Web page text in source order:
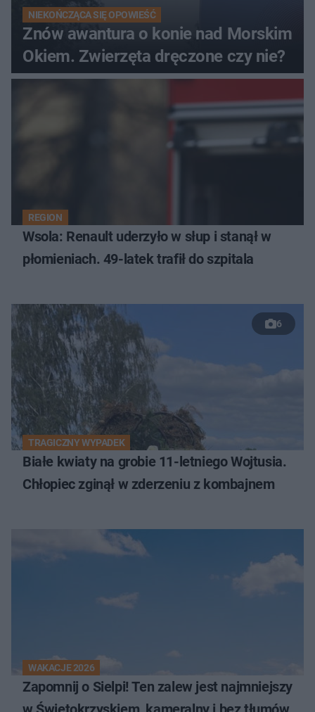
NIEKOŃCZĄCA SIĘ OPOWIEŚĆ
Znów awantura o konie nad Morskim
Okiem. Zwierzęta dręczone czy nie?
REGION
Wsola: Renault uderzyło w słup i stanął w
płomieniach. 49-latek trafił do szpitala
6
TRAGICZNY WYPADEK
Białe kwiaty na grobie 11-letniego Wojtusia.
Chłopiec zginął w zderzeniu z kombajnem
WAKACJE 2026
Zapomnij o Sielpi! Ten zalew jest najmniejszy